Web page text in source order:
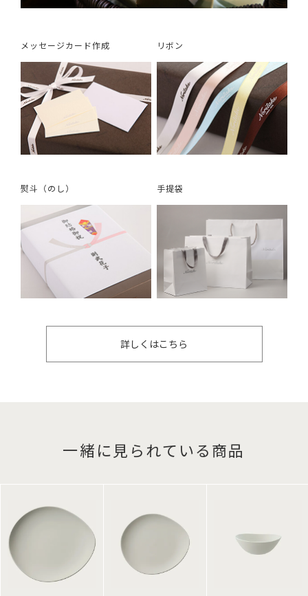
メッセージカード作成 リボン
熨斗（のし） 手提袋
詳しくはこちら
一緒に見られている商品